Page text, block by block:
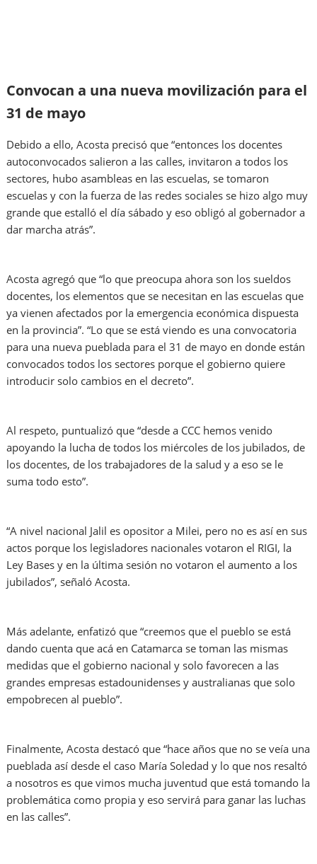
Convocan a una nueva movilización para el
31 de mayo
Debido a ello, Acosta precisó que “entonces los docentes
autoconvocados salieron a las calles, invitaron a todos los
sectores, hubo asambleas en las escuelas, se tomaron
escuelas y con la fuerza de las redes sociales se hizo algo muy
grande que estalló el día sábado y eso obligó al gobernador a
dar marcha atrás”.
Acosta agregó que “lo que preocupa ahora son los sueldos
docentes, los elementos que se necesitan en las escuelas que
ya vienen afectados por la emergencia económica dispuesta
en la provincia”. “Lo que se está viendo es una convocatoria
para una nueva pueblada para el 31 de mayo en donde están
convocados todos los sectores porque el gobierno quiere
introducir solo cambios en el decreto”.
Al respeto, puntualizó que “desde a CCC hemos venido
apoyando la lucha de todos los miércoles de los jubilados, de
los docentes, de los trabajadores de la salud y a eso se le
suma todo esto”.
“A nivel nacional Jalil es opositor a Milei, pero no es así en sus
actos porque los legisladores nacionales votaron el RIGI, la
Ley Bases y en la última sesión no votaron el aumento a los
jubilados”, señaló Acosta.
Más adelante, enfatizó que “creemos que el pueblo se está
dando cuenta que acá en Catamarca se toman las mismas
medidas que el gobierno nacional y solo favorecen a las
grandes empresas estadounidenses y australianas que solo
empobrecen al pueblo”.
Finalmente, Acosta destacó que “hace años que no se veía una
pueblada así desde el caso María Soledad y lo que nos resaltó
a nosotros es que vimos mucha juventud que está tomando la
problemática como propia y eso servirá para ganar las luchas
en las calles”.